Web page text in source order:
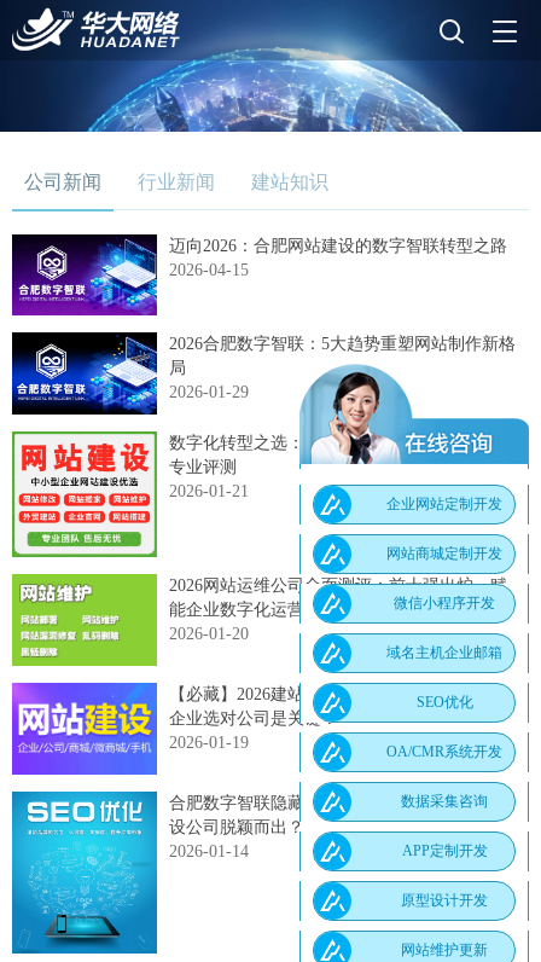
公司新闻 行业新闻 建站知识
迈向2026：合肥网站建设的数字智联转型之路
2026-04-15
2026合肥数字智联：5大趋势重塑网站制作新格
局
2026-01-29
数字化转型之选：2026北京十大网站建设公司
专业评测
2026-01-21
2026网站运维公司全面测评：前十强出炉，赋
能企业数字化运营
2026-01-20
【必藏】2026建站预算省下2万元的秘诀：中小
企业选对公司是关键！
2026-01-19
合肥数字智联隐藏的钥匙：如何让合肥网站建
设公司脱颖而出？
2026-01-14
企业网站定制开发
网站商城定制开发
微信小程序开发
域名主机企业邮箱
SEO优化
OA/CMR系统开发
数据采集咨询
APP定制开发
原型设计开发
网站维护更新